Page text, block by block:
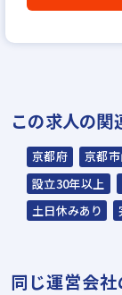
WEB応募
▼
内定
☆入社時期
の方も積
この求人の関
京都府 京都
設立30年以上
土日休みあり
同じ運営会